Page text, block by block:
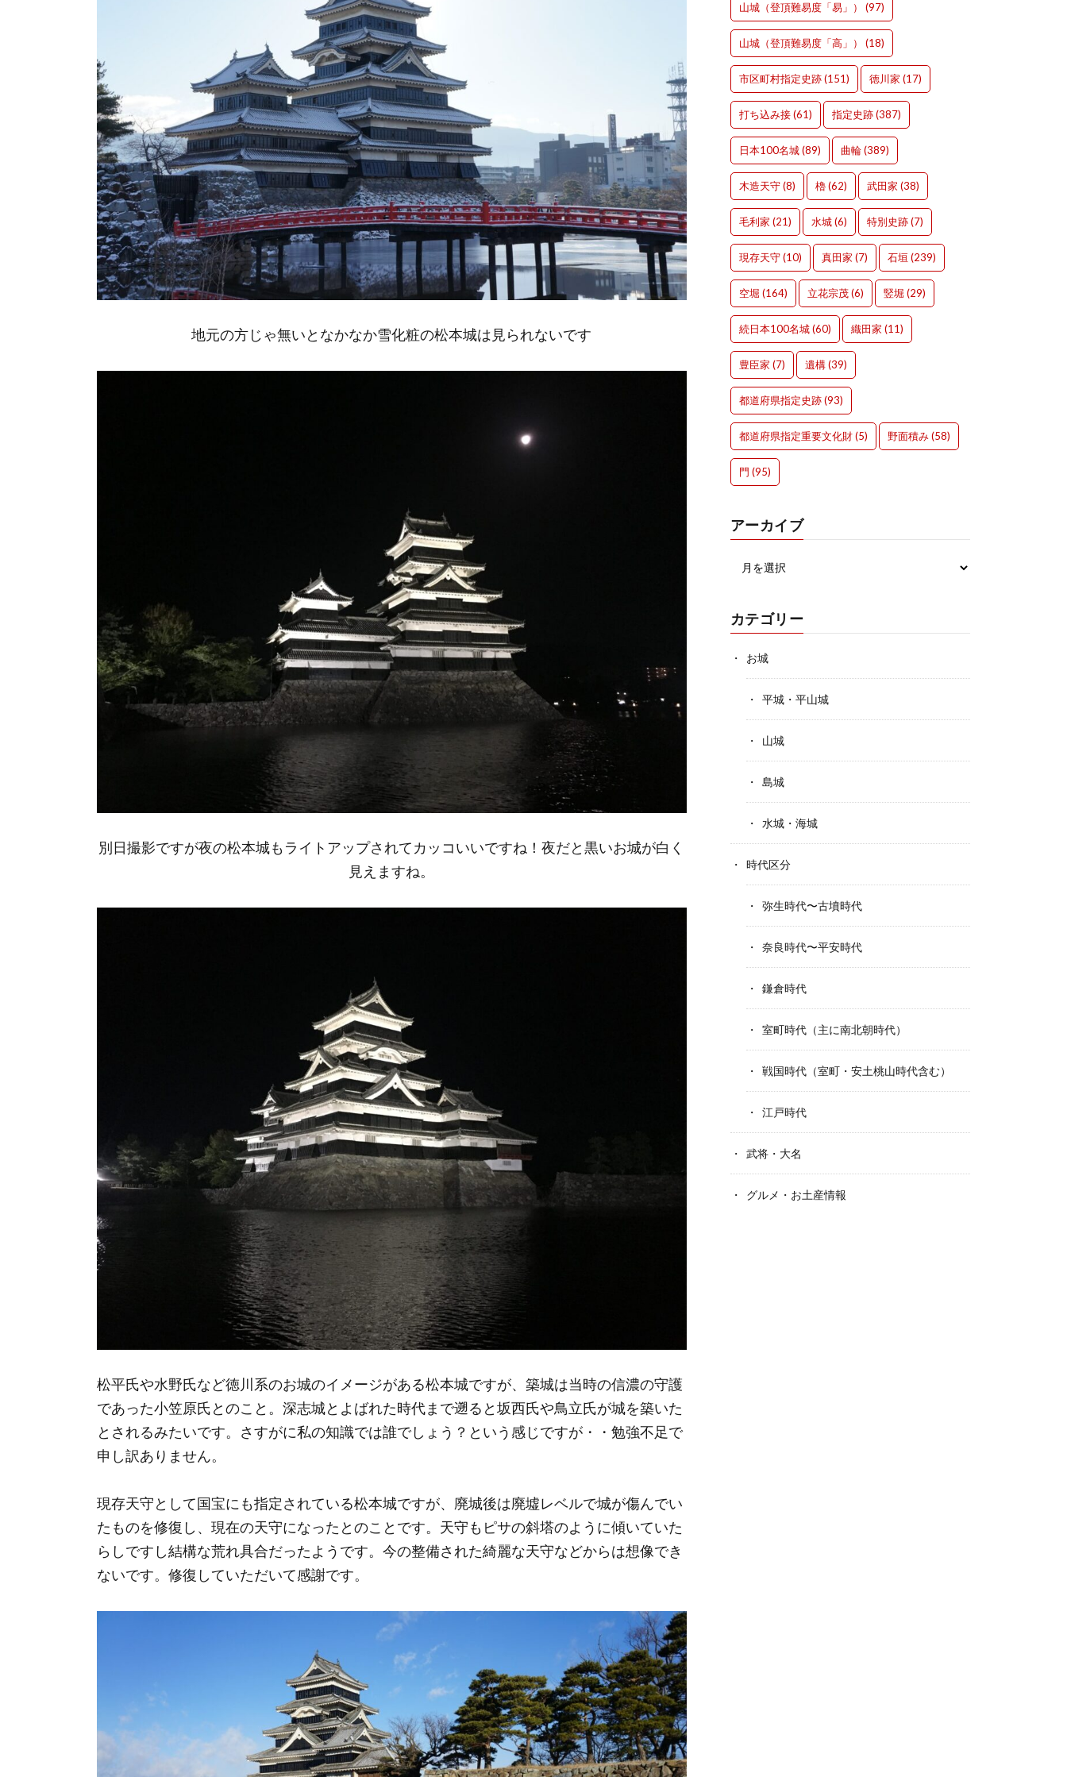
地元の方じゃ無いとなかなか雪化粧の松本城は見られないです
別日撮影ですが夜の松本城もライトアップされてカッコいいですね！夜だと黒いお城が白く
見えますね。
松平氏や水野氏など徳川系のお城のイメージがある松本城ですが、築城は当時の信濃の守護
であった小笠原氏とのこと。深志城とよばれた時代まで遡ると坂西氏や鳥立氏が城を築いた
とされるみたいです。さすがに私の知識では誰でしょう？という感じですが・・勉強不足で
申し訳ありません。
現存天守として国宝にも指定されている松本城ですが、廃城後は廃墟レベルで城が傷んでい
たものを修復し、現在の天守になったとのことです。天守もピサの斜塔のように傾いていた
らしですし結構な荒れ具合だったようです。今の整備された綺麗な天守などからは想像でき
ないです。修復していただいて感謝です。
山城（登頂難易度「易」） (97)
山城（登頂難易度「高」） (18)
市区町村指定史跡(151) 徳川家 (17)
打ち込み接(61) 指定史跡(387)
日本100名城(89) 曲輪(389)
木造天守(8) 櫓(62) 武田家 (38)
毛利家 (21) 水城(6) 特別史跡(7)
現存天守(10) 真田家 (7) 石垣 (239)
空堀 (164) 立花宗茂(6) 竪堀 (29)
続日本100名城(60) 織田家 (11)
豊臣家 (7) 遺構(39)
都道府県指定史跡(93)
都道府県指定重要文化財(5) 野面積み(58)
門 (95)
アーカイブ
カテゴリー
お城
平城・平山城
山城
島城
水城・海城
時代区分
弥生時代〜古墳時代
奈良時代〜平安時代
鎌倉時代
室町時代（主に南北朝時代）
戦国時代（室町・安土桃山時代含む）
江戸時代
武将・大名
グルメ・お土産情報